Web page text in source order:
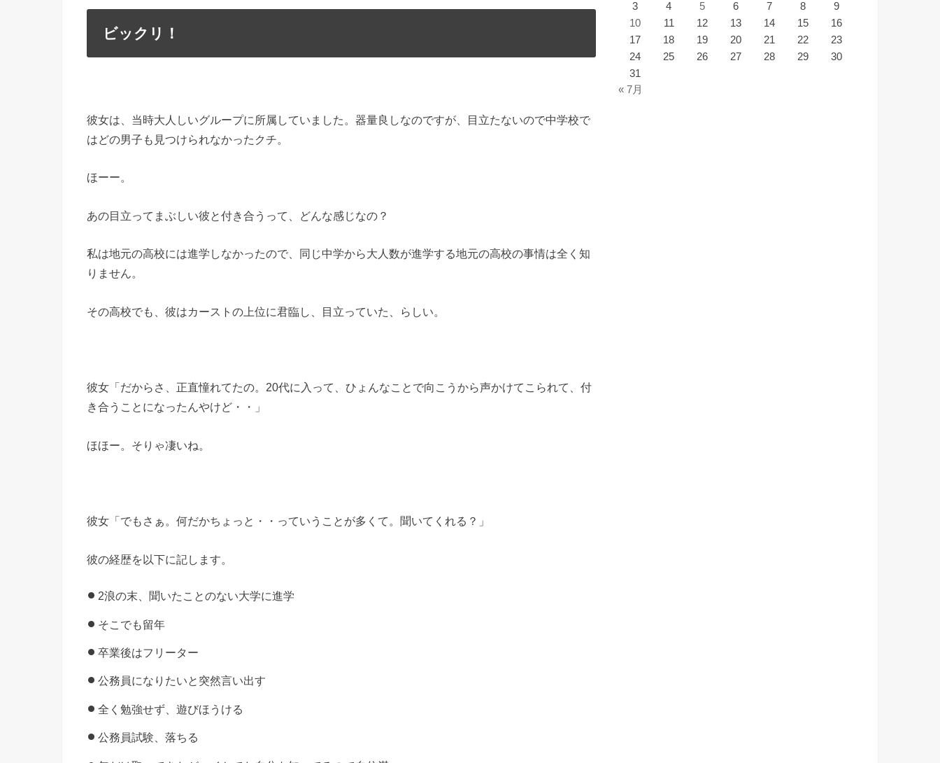
ビックリ！
彼女は、当時大人しいグループに所属していました。器量良しなのですが、目立たないので中学校で
はどの男子も見つけられなかったクチ。
ほーー。
あの目立ってまぶしい彼と付き合うって、どんな感じなの？
私は地元の高校には進学しなかったので、同じ中学から大人数が進学する地元の高校の事情は全く知
りません。
その高校でも、彼はカーストの上位に君臨し、目立っていた、らしい。
彼女「だからさ、正直憧れてたの。20代に入って、ひょんなことで向こうから声かけてこられて、付
き合うことになったんやけど・・」
ほほー。そりゃ凄いね。
彼女「でもさぁ。何だかちょっと・・っていうことが多くて。聞いてくれる？」
彼の経歴を以下に記します。
2浪の末、聞いたことのない大学に進学
そこでも留年
卒業後はフリーター
公務員になりたいと突然言い出す
全く勉強せず、遊びほうける
公務員試験、落ちる
3
4 5 6 7 8
9
10
11 12 13 14 15
16
17
18 19 20 21 22
23
24
25 26 27 28 29
30
31
« 7月